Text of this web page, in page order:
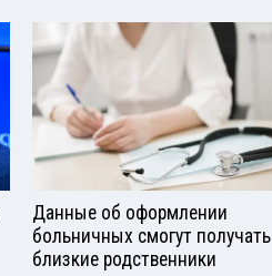
Данные об оформлении
больничных смогут получать
близкие родственники